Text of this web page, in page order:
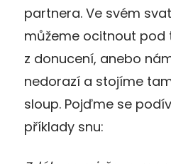
partnera. Ve svém
můžeme ocitnout pod
z donucení, anebo
nedorazí a stojíme
sloup. Pojďme se
příklady snu: